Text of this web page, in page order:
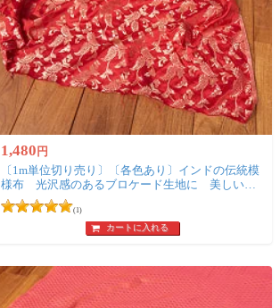
1,480 円
〔1m単位切り売り〕〔各色あり〕インドの伝統模
様布 光沢感のあるブロケード生地に 美しい金
糸の紋織 更紗〔幅約113cm〕
(1)
カートに入れる